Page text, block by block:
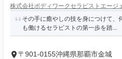
株式会社ボディワークセラピストエージ
その手に癒やしの技を身につけて、
も働けるセラピストの第一歩を踏...
〒901-0155沖縄県那覇市金城